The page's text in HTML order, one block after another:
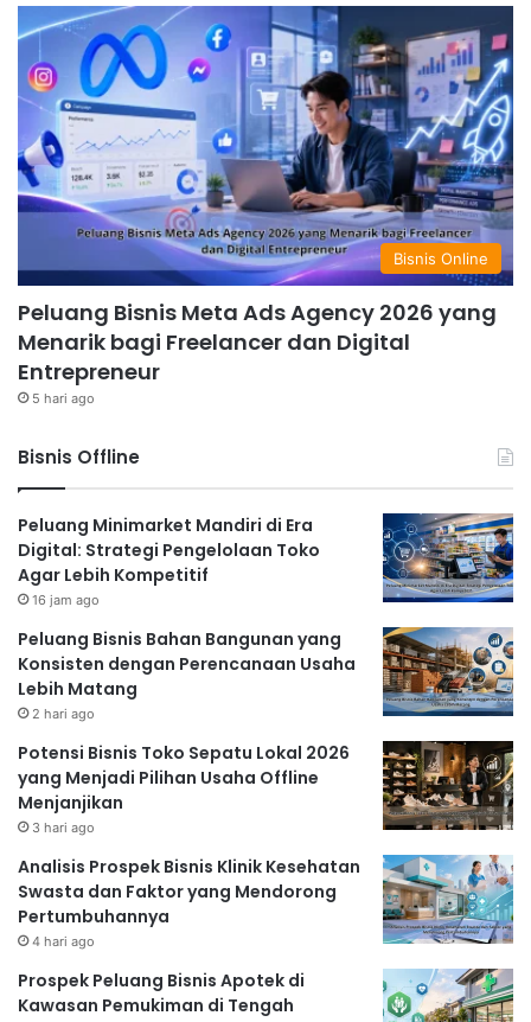
Bisnis Online
Peluang Bisnis Meta Ads Agency 2026 yang
Menarik bagi Freelancer dan Digital
Entrepreneur
5 hari ago
Bisnis Offline
Peluang Minimarket Mandiri di Era
Digital: Strategi Pengelolaan Toko
Agar Lebih Kompetitif
16 jam ago
Peluang Bisnis Bahan Bangunan yang
Konsisten dengan Perencanaan Usaha
Lebih Matang
2 hari ago
Potensi Bisnis Toko Sepatu Lokal 2026
yang Menjadi Pilihan Usaha Offline
Menjanjikan
3 hari ago
Analisis Prospek Bisnis Klinik Kesehatan
Swasta dan Faktor yang Mendorong
Pertumbuhannya
4 hari ago
Prospek Peluang Bisnis Apotek di
Kawasan Pemukiman di Tengah